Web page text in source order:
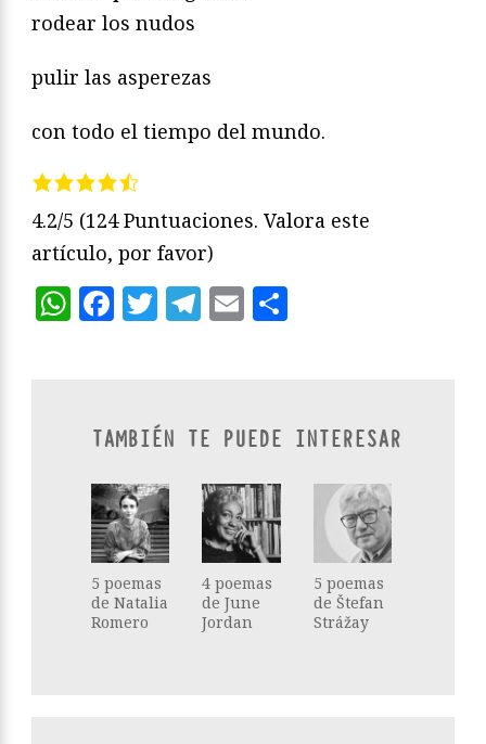
rodear los nudos
pulir las asperezas
con todo el tiempo del mundo.
4.2/5 (124 Puntuaciones. Valora este
artículo, por favor)
WhatsApp
Facebook
Twitter
Telegram
Email
TAMBIÉN TE PUEDE INTERESAR
5 poemas
de Natalia
Romero
4 poemas
de June
Jordan
5 poemas
de Štefan
Strážay